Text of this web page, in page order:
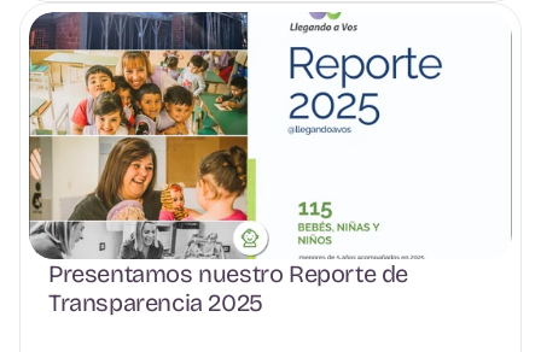
Presentamos nuestro Reporte de
Transparencia 2025